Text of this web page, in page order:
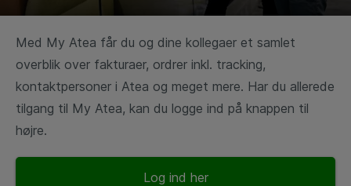
Med My Atea får du og dine kollegaer et samlet
overblik over fakturaer, ordrer inkl. tracking,
kontaktpersoner i Atea og meget mere. Har du allerede
tilgang til My Atea, kan du logge ind på knappen til
højre.
Log ind her